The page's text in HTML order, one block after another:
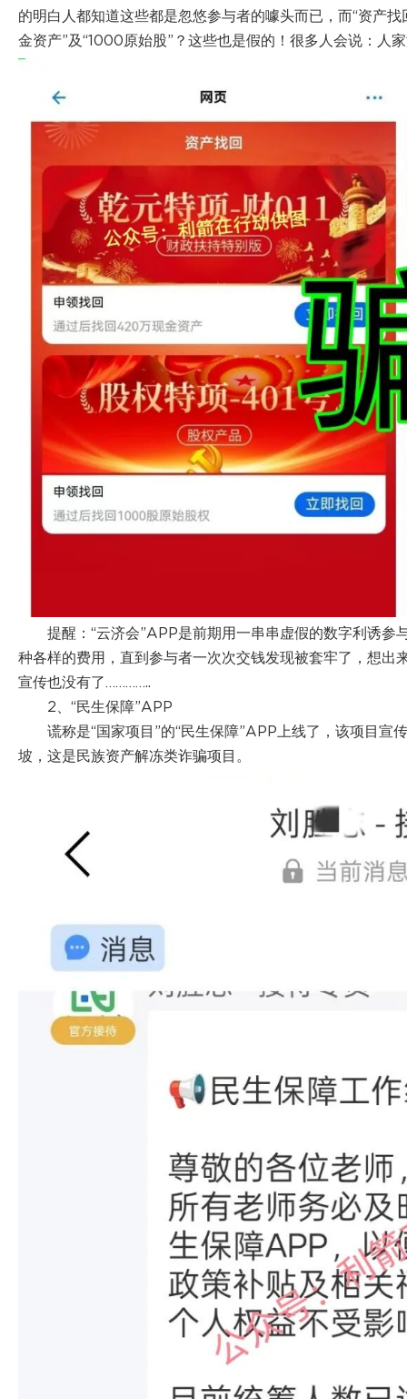
的明白人都知道这些都是忽悠参与者的噱头而已，而“资产
金资产”及“1000原始股”？这些也是假的！很多人会说：人
提醒：“云济会”APP是前期用一串串虚假的数字利诱
种各样的费用，直到参与者一次次交钱发现被套牢了，想
宣传也没有了…………..
2、“民生保障”APP
谎称是“国家项目”的“民生保障”APP上线了，该项目
坡，这是民族资产解冻类诈骗项目。